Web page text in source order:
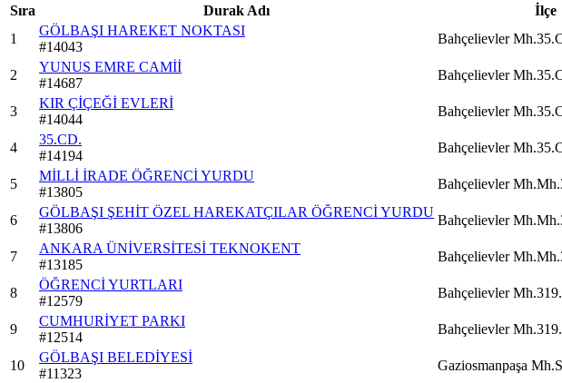
Sıra Durak Adı İlçe
1
GÖLBAŞI HAREKET NOKTASI
#14043
Bahçelievler
2
YUNUS EMRE CAMİİ
#14687
Bahçelievler
3
KIR ÇİÇEĞİ EVLERİ
#14044
Bahçelievler
4
35.CD.
#14194
Bahçelievler
5
MİLLİ İRADE ÖĞRENCİ YURDU
#13805
Bahçelievler
6
GÖLBAŞI ŞEHİT ÖZEL HAREKATÇILAR ÖĞRENCİ YURDU
#13806
Bahçelievler
7
ANKARA ÜNİVERSİTESİ TEKNOKENT
#13185
Bahçelievler
8
ÖĞRENCİ YURTLARI
#12579
Bahçelievler
9
CUMHURİYET PARKI
#12514
Bahçelievler
10
GÖLBAŞI BELEDİYESİ
#11323
Gaziosmanpaşa